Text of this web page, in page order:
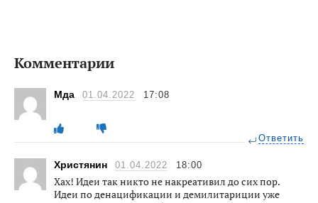
Комментарии
Мда 01.04.2022 17:08
Ответить
Христянин 01.04.2022 18:00
Хах! Идеи так никто не накреативил до сих пор.
Идеи по денацификации и демилитариции уже